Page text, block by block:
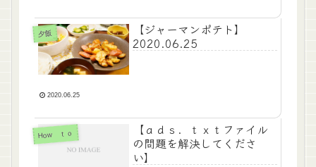
夕飯
【ジャーマンポテト】
2020.06.25
2020.06.25
How ｔｏ
【ａｄｓ．ｔｘｔファイル
の問題を解決してくださ
い】